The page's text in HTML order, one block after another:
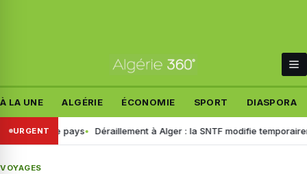
À LA UNE ALGÉRIE ÉCONOMIE SPORT DIASPORA
URGENT
le pays Déraillement à Alger : la SNTF modifie temporairement la
VOYAGES